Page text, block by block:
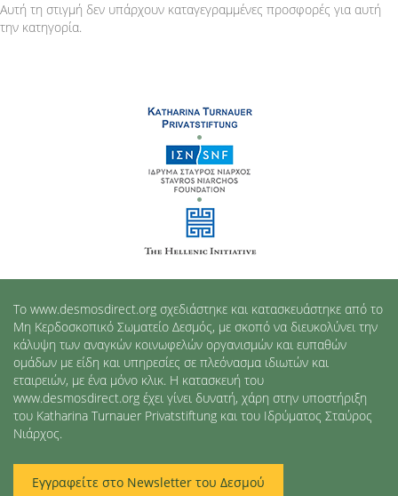
Αυτή τη στιγμή δεν υπάρχουν καταγεγραμμένες προσφορές για αυτή
την κατηγορία.
Το www.desmosdirect.org σχεδιάστηκε και κατασκευάστηκε από το
Μη Κερδοσκοπικό Σωματείο Δεσμός, με σκοπό να διευκολύνει την
κάλυψη των αναγκών κοινωφελών οργανισμών και ευπαθών
ομάδων με είδη και υπηρεσίες σε πλεόνασμα ιδιωτών και
εταιρειών, με ένα μόνο κλικ. Η κατασκευή του
www.desmosdirect.org έχει γίνει δυνατή, χάρη στην υποστήριξη
του Katharina Turnauer Privatstiftung και του Ιδρύματος Σταύρος
Νιάρχος.
Εγγραφείτε στο Newsletter του Δεσμού